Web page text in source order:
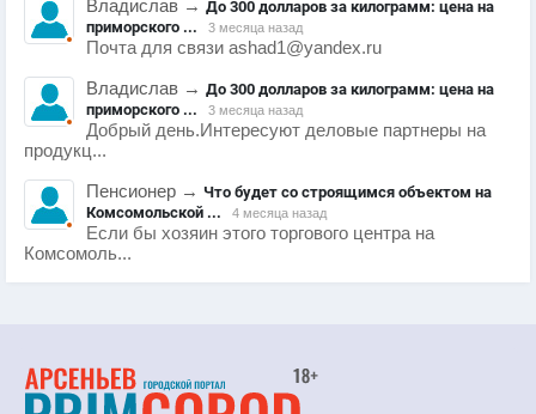
Владислав → До 300 долларов за килограмм: цена на
приморского ...
3 месяца назад
Почта для связи ashad1@yandex.ru
Владислав → До 300 долларов за килограмм: цена на
приморского ...
3 месяца назад
Добрый день.Интересуют деловые партнеры на
продукц...
Пенсионер → Что будет со строящимся объектом на
Комсомольской ...
4 месяца назад
Если бы хозяин этого торгового центра на
Комсомоль...